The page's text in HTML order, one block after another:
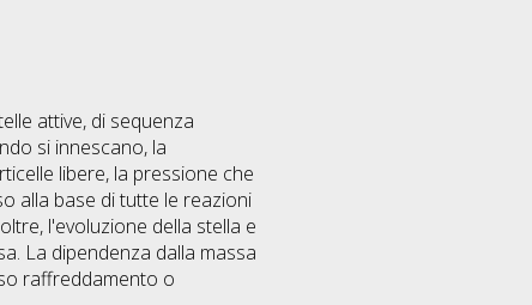
attive, di sequenza
si innescano, la
libere, la pressione che
alla base di tutte le reazioni
l'evoluzione della stella e
La dipendenza dalla massa
raffreddamento o